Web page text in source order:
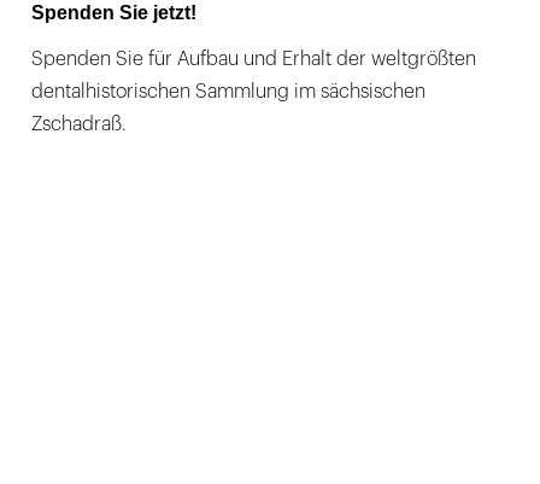
Spenden Sie jetzt!
Spenden Sie für Aufbau und Erhalt der weltgrößten
dentalhistorischen Sammlung im sächsischen
Zschadraß.